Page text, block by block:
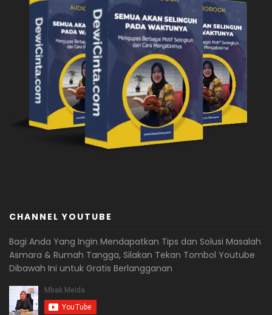
CHANNEL YOUTUBE
Bagi Anda Yang Ingin Mendapatkan Tips dan Solusi Masalah
Asmara & Rumah Tangga, Silakan Tekan Tombol Youtube
Dibawah Ini untuk Gratis Berlangganan